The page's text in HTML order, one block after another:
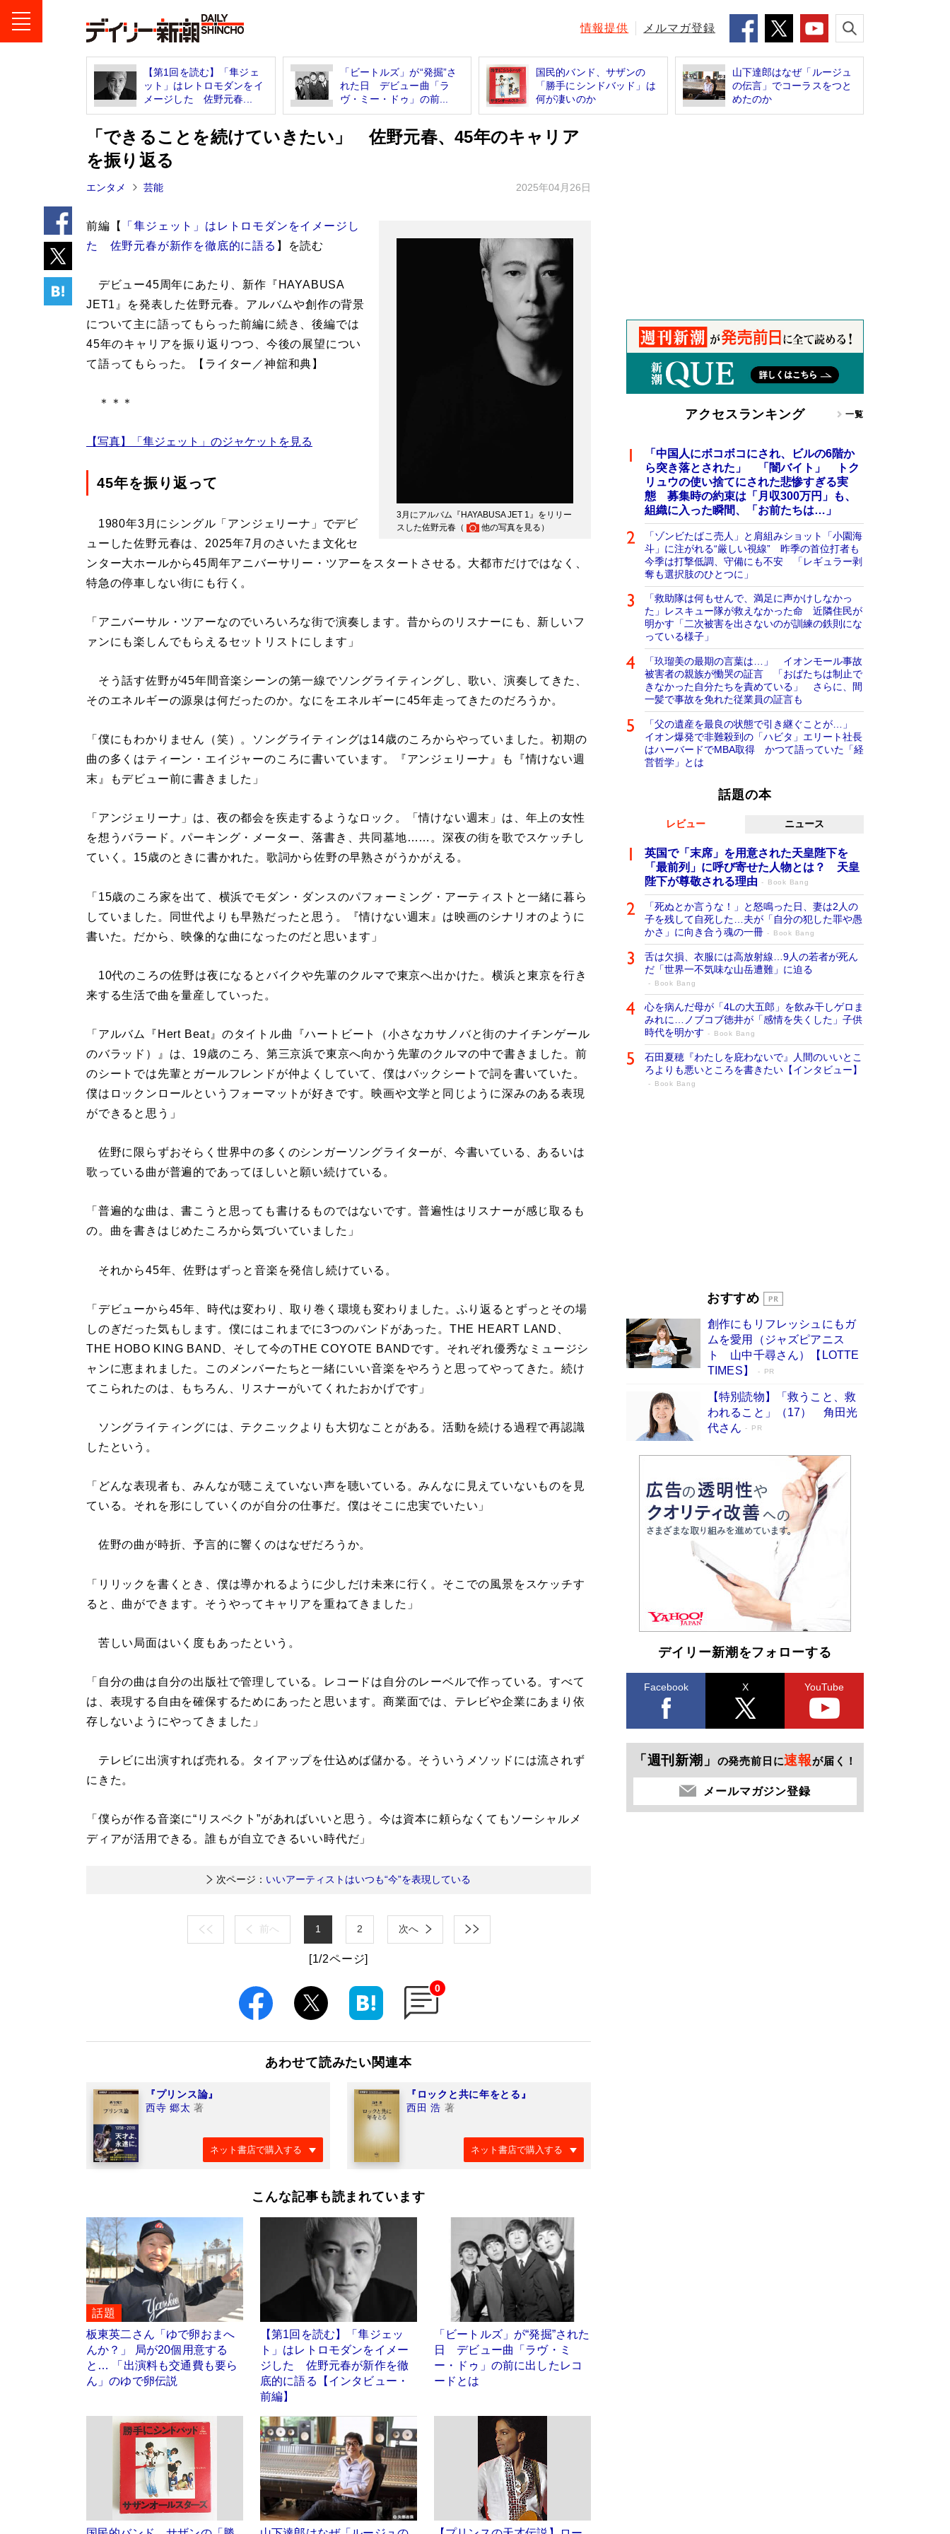
情報提供 メルマガ登録
【第1回を読む】「隼ジェ
ット」はレトロモダンをイ
メージした 佐野元春...
「ビートルズ」が“発掘”さ
れた日 デビュー曲「ラ
ヴ・ミー・ドゥ」の前...
国民的バンド、サザンの
「勝手にシンドバッド」は
何が凄いのか
山下達郎はなぜ「ルージュ
の伝言」でコーラスをつと
めたのか
「できることを続けていきたい」 佐野元春、45年のキャリア
を振り返る
エンタメ 芸能 2025年04月26日
3月にアルバム『HAYABUSA JET 1』をリリー
スした佐野元春（
他の写真を見る ）
前編【
「隼ジェット」はレトロモダンをイメージし
た 佐野元春が新作を徹底的に語る 】を読む
デビュー45周年にあたり、新作『HAYABUSA
JET1』を発表した佐野元春。アルバムや創作の背景
について主に語ってもらった前編に続き、後編では
45年のキャリアを振り返りつつ、今後の展望につい
て語ってもらった。【ライター／神舘和典】
＊＊＊
【写真】「隼ジェット」のジャケットを見る
45年を振り返って
1980年3月にシングル「アンジェリーナ」でデビ
ューした佐野元春は、2025年7月のさいたま文化セ
ンター大ホールから45周年アニバーサリー・ツアーをスタートさせる。大都市だけではなく、
特急の停車しない街にも行く。
「アニバーサル・ツアーなのでいろいろな街で演奏します。昔からのリスナーにも、新しいフ
ァンにも楽しんでもらえるセットリストにします」
そう話す佐野が45年間音楽シーンの第一線でソングライティングし、歌い、演奏してきた、
そのエネルギーの源泉は何だったのか。なにをエネルギーに45年走ってきたのだろうか。
「僕にもわかりません（笑）。ソングライティングは14歳のころからやっていました。初期の
曲の多くはティーン・エイジャーのころに書いています。『アンジェリーナ』も『情けない週
末』もデビュー前に書きました」
「アンジェリーナ」は、夜の都会を疾走するようなロック。「情けない週末」は、年上の女性
を想うバラード。パーキング・メーター、落書き、共同墓地……。深夜の街を歌でスケッチし
ていく。15歳のときに書かれた。歌詞から佐野の早熟さがうかがえる。
「15歳のころ家を出て、横浜でモダン・ダンスのパフォーミング・アーティストと一緒に暮ら
していました。同世代よりも早熟だったと思う。『情けない週末』は映画のシナリオのように
書いた。だから、映像的な曲になったのだと思います」
10代のころの佐野は夜になるとバイクや先輩のクルマで東京へ出かけた。横浜と東京を行き
来する生活で曲を量産していった。
「アルバム『Hert Beat』のタイトル曲『ハートビート（小さなカサノバと街のナイチンゲール
のバラッド）』は、19歳のころ、第三京浜で東京へ向かう先輩のクルマの中で書きました。前
のシートでは先輩とガールフレンドが仲よくしていて、僕はバックシートで詞を書いていた。
僕はロックンロールというフォーマットが好きです。映画や文学と同じように深みのある表現
ができると思う」
佐野に限らずおそらく世界中の多くのシンガーソングライターが、今書いている、あるいは
歌っている曲が普遍的であってほしいと願い続けている。
「普遍的な曲は、書こうと思っても書けるものではないです。普遍性はリスナーが感じ取るも
の。曲を書きはじめたころから気づいていました」
それから45年、佐野はずっと音楽を発信し続けている。
「デビューから45年、時代は変わり、取り巻く環境も変わりました。ふり返るとずっとその場
しのぎだった気もします。僕にはこれまでに3つのバンドがあった。THE HEART LAND、
THE HOBO KING BAND、そして今のTHE COYOTE BANDです。それぞれ優秀なミュージシ
ャンに恵まれました。このメンバーたちと一緒にいい音楽をやろうと思ってやってきた。続け
てこられたのは、もちろん、リスナーがいてくれたおかげです」
ソングライティングには、テクニックよりも大切なことがある。活動を続ける過程で再認識
したという。
「どんな表現者も、みんなが聴こえていない声を聴いている。みんなに見えていないものを見
ている。それを形にしていくのが自分の仕事だ。僕はそこに忠実でいたい」
佐野の曲が時折、予言的に響くのはなぜだろうか。
「リリックを書くとき、僕は導かれるように少しだけ未来に行く。そこでの風景をスケッチす
ると、曲ができます。そうやってキャリアを重ねてきました」
苦しい局面はいく度もあったという。
「自分の曲は自分の出版社で管理している。レコードは自分のレーベルで作っている。すべて
は、表現する自由を確保するためにあったと思います。商業面では、テレビや企業にあまり依
存しないようにやってきました」
テレビに出演すれば売れる。タイアップを仕込めば儲かる。そういうメソッドには流されず
にきた。
「僕らが作る音楽に“リスペクト”があればいいと思う。今は資本に頼らなくてもソーシャルメ
ディアが活用できる。誰もが自立できるいい時代だ」
次ページ： いいアーティストはいつも“今”を表現している
前へ 1 2 次へ
[1/2ページ]
0
あわせて読みたい関連本
『プリンス論』
西寺 郷太 著
ネット書店で購入する
『ロックと共に年をとる』
西田 浩 著
ネット書店で購入する
こんな記事も読まれています
話題
板東英二さん「ゆで卵おまへ
んか？」 局が20個用意する
と… 「出演料も交通費も要ら
ん」のゆで卵伝説
【第1回を読む】「隼ジェッ
ト」はレトロモダンをイメー
ジした 佐野元春が新作を徹
底的に語る【インタビュー・
前編】
「ビートルズ」が“発掘”された
日 デビュー曲「ラヴ・ミ
ー・ドゥ」の前に出したレコ
ードとは
アクセスランキング 一覧
「中国人にボコボコにされ、ビルの6階か
ら突き落とされた」 「闇バイト」 トク
リュウの使い捨てにされた悲惨すぎる実
態 募集時の約束は「月収300万円」も、
組織に入った瞬間、「お前たちは…」
「ゾンビたばこ売人」と肩組みショット「小園海
斗」に注がれる“厳しい視線” 昨季の首位打者も
今季は打撃低調、守備にも不安 「レギュラー剥
奪も選択肢のひとつに」
「救助隊は何もせんで、満足に声かけしなかっ
た」レスキュー隊が救えなかった命 近隣住民が
明かす「二次被害を出さないのが訓練の鉄則にな
っている様子」
「玖瑠美の最期の言葉は…」 イオンモール事故
被害者の親族が慟哭の証言 「おばたちは制止で
きなかった自分たちを責めている」 さらに、間
一髪で事故を免れた従業員の証言も
「父の遺産を最良の状態で引き継ぐことが…」
イオン爆発で非難殺到の「ハビタ」エリート社長
はハーバードでMBA取得 かつて語っていた「経
営哲学」とは
話題の本
レビュー ニュース
英国で「末席」を用意された天皇陛下を
「最前列」に呼び寄せた人物とは？ 天皇
陛下が尊敬される理由
Book Bang
「死ぬとか言うな！」と怒鳴った日、妻は2人の
子を残して自死した…夫が「自分の犯した罪や愚
かさ」に向き合う魂の一冊
Book Bang
舌は欠損、衣服には高放射線…9人の若者が死ん
だ「世界一不気味な山岳遭難」に迫る
Book Bang
心を病んだ母が「4Lの大五郎」を飲み干しゲロま
みれに…ノブコブ徳井が「感情を失くした」子供
時代を明かす
Book Bang
石田夏穂『わたしを庇わないで』人間のいいとこ
ろよりも悪いところを書きたい【インタビュー】
Book Bang
「『火垂るの墓』は、大嘘である」原作者が抱き
続けた“自責の念”とは…「自己憐憫は描きたくな
い」監督が徹底的にこだわったこと（後編） #
戦争の記憶
Book Bang
おすすめ
創作にもリフレッシュにもガ
ムを愛用（ジャズピアニス
ト 山中千尋さん）【LOTTE
TIMES】
PR
【特別読物】「救うこと、救
われること」（17） 角田光
代さん
PR
デイリー新潮をフォローする
Facebook X YouTube
「週刊新潮」 の発売前日に速報が届く！
メールマガジン登録